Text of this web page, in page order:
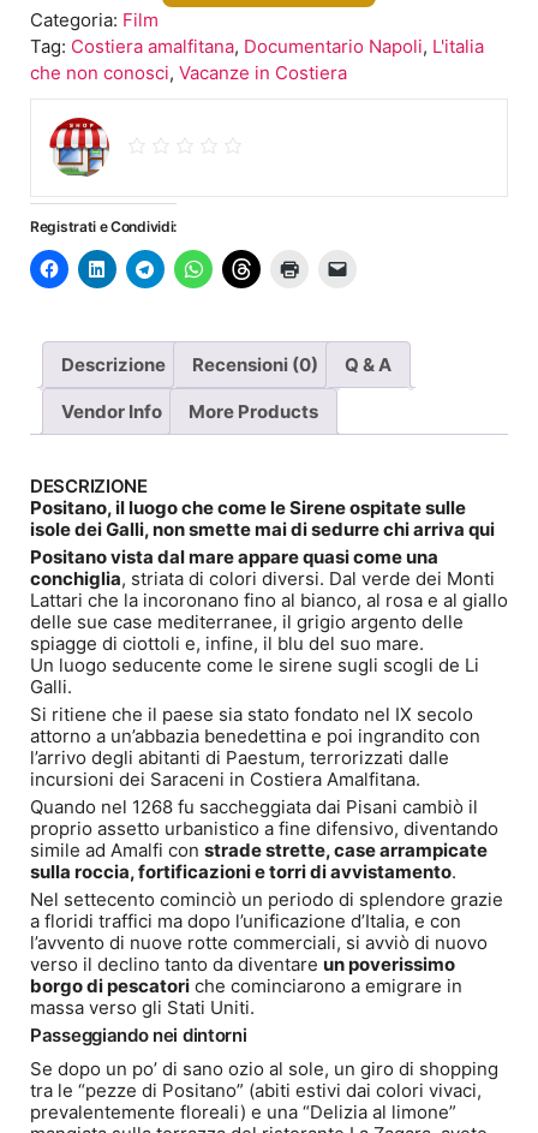
sulla
Costiera
Amalfitana
quantità
Categoria: Film
Tag: Costiera amalfitana, Documentario Napoli, L'italia
che non conosci, Vacanze in Costiera
Registrati e Condividi:
Descrizione Recensioni (0) Q & A
Vendor Info More Products
DESCRIZIONE
Positano, il luogo che come le Sirene ospitate sulle
isole dei Galli, non smette mai di sedurre chi arriva qui
Positano vista dal mare appare quasi come una
conchiglia, striata di colori diversi. Dal verde dei Monti
Lattari che la incoronano fino al bianco, al rosa e al giallo
delle sue case mediterranee, il grigio argento delle
spiagge di ciottoli e, infine, il blu del suo mare.
Un luogo seducente come le sirene sugli scogli de Li
Galli.
Si ritiene che il paese sia stato fondato nel IX secolo
attorno a un’abbazia benedettina e poi ingrandito con
l’arrivo degli abitanti di Paestum, terrorizzati dalle
incursioni dei Saraceni in Costiera Amalfitana.
Quando nel 1268 fu saccheggiata dai Pisani cambiò il
proprio assetto urbanistico a fine difensivo, diventando
simile ad Amalfi con strade strette, case arrampicate
sulla roccia, fortificazioni e torri di avvistamento.
Nel settecento cominciò un periodo di splendore grazie
a floridi traffici ma dopo l’unificazione d’Italia, e con
l’avvento di nuove rotte commerciali, si avviò di nuovo
verso il declino tanto da diventare un poverissimo
borgo di pescatori che cominciarono a emigrare in
massa verso gli Stati Uniti.
Passeggiando nei dintorni
Se dopo un po’ di sano ozio al sole, un giro di shopping
tra le “pezze di Positano” (abiti estivi dai colori vivaci,
prevalentemente floreali) e una “Delizia al limone”